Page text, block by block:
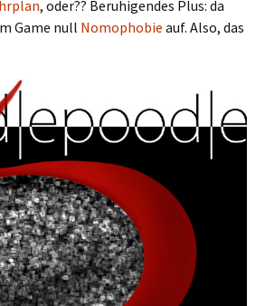
, oder?? Beruhigendes Plus: da
Game null Nomophobie auf. Also, das